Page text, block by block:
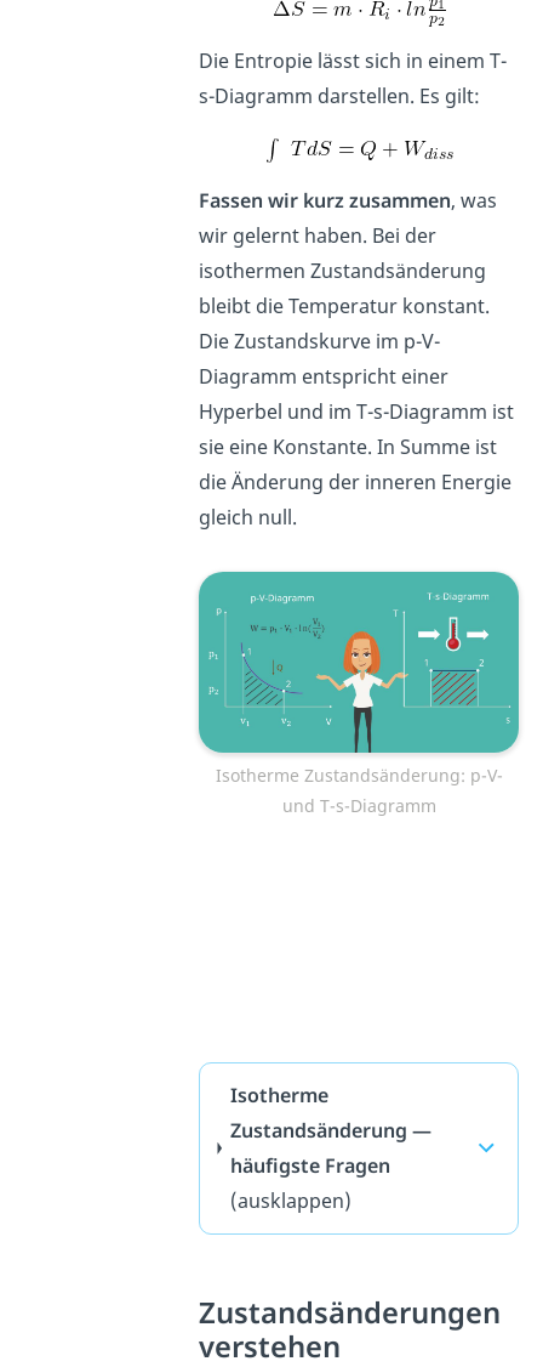
Die Entropie lässt sich in einem T-
s-Diagramm darstellen. Es gilt:
Fassen wir kurz zusammen, was
wir gelernt haben. Bei der
isothermen Zustandsänderung
bleibt die Temperatur konstant.
Die Zustandskurve im p-V-
Diagramm entspricht einer
Hyperbel und im T-s-Diagramm ist
sie eine Konstante. In Summe ist
die Änderung der inneren Energie
gleich null.
Isotherme Zustandsänderung: p-V-
und T-s-Diagramm
Isotherme
Zustandsänderung —
häufigste Fragen
(ausklappen)
Zustandsänderungen
verstehen